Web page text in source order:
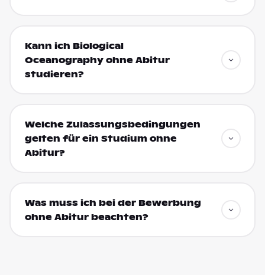
Kann ich Biological
Oceanography ohne Abitur
studieren?
Welche Zulassungsbedingungen
gelten für ein Studium ohne
Abitur?
Was muss ich bei der Bewerbung
ohne Abitur beachten?